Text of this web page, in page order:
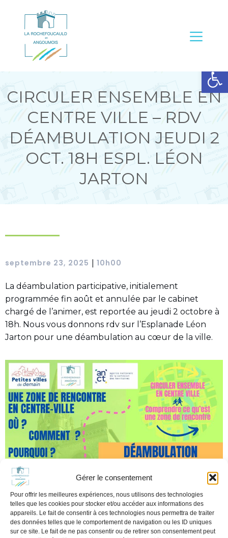
Ouvrir la barre d’outils
Gérer le consentement
Pour offrir les meilleures expériences, nous utilisons des technologies
telles que les cookies pour stocker et/ou accéder aux informations des
appareils. Le fait de consentir à ces technologies nous permettra de traiter
des données telles que le comportement de navigation ou les ID uniques
sur ce site. Le fait de ne pas consentir ou de retirer son consentement peut
CIRCULER ENSEMBLE EN
CENTRE VILLE – RDV
DÉAMBULATION JEUDI 2
OCT. 18H ESPL. LÉON
JARTON
septembre 23, 2025 10h00
La déambulation participative, initialement
programmée fin août et annulée par le cabinet
chargé de l’animer, est reportée au jeudi 2 octobre à
18h. Nous vous donnons rdv sur l’Esplanade Léon
Jarton pour une déambulation au cœur de la ville.